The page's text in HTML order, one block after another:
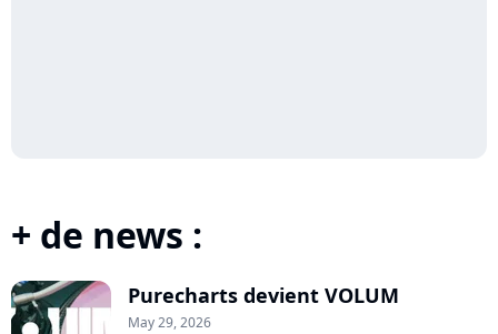
+ de news :
Purecharts devient VOLUM
May 29, 2026